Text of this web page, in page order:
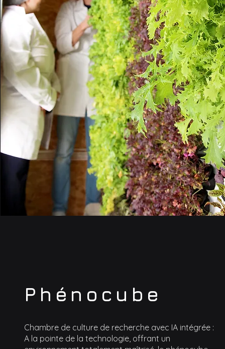
Phénocube
Chambre de culture de recherche avec IA intégrée :
A la pointe de la technologie, offrant un